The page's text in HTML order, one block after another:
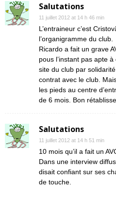
Salutations
11 juillet 2012 at 14 h 46 min
L’entraineur c’est
l’organigramme du club.
Ricardo a fait un grave
pous l’instant pas apte
site du club par
contrat avec le club.
les pieds au centre
de 6 mois. Bon
Salutations
11 juillet 2012 at 14 h 51 min
10 mois qu’il a fait un
Dans une interview
disait confiant sur ses
de touche.